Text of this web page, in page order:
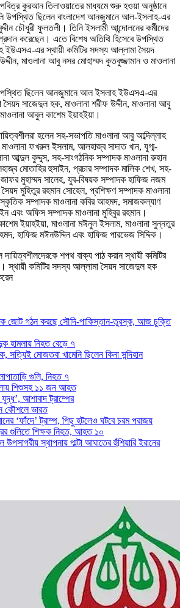
কুরআন তিলাওয়াতের মাধ্যমে শুরু হওয়া অনুষ্ঠানে
উপস্থিত ছিলেন বাংলাদেশ আনজুমানে আল-ইসলাহ-এর
চৌধুরী ফুলতলী। তিনি ইসলামী আন্দোলনের কর্মীদের
করেছেন। এতে বিশেষ অতিথি হিসেবে উপস্থিত
এর স্থায়ী কমিটির সদস্য আল্লামা সৈয়দ
মাওলানা আবু নসর মোহাম্মদ কুতবুজ্জামান ও মাওলানা
ছিলেন আনজুমানে আল ইসলাহ ইউএসএ-এর
সৈয়দ সাজেদুল হক, মাওলানা শরীফ উদ্দীন, মাওলানা আবু
আবুল কাশেম ইয়াহইয়া।
হলেন সহ-সভাপতি মাওলানা আবু আব্দিল্লাহ
ফখরুল ইসলাম, আলহাজ্ব সাদাত খান, যুগ্ম-
আব্দুল কুদ্দুস, সহ-সাংগঠনিক সম্পাদক মাওলানা রুহান
মোতাহির হুসাইন, প্রচার সম্পাদক মালিক শেখ, সহ-
মুহাম্মদ সালেহ, যুব-বিষয়ক সম্পাদক হাফিজ নজম
মুহিতুর রহমান সোহেল, প্রশিক্ষণ সম্পাদক মাওলানা
সম্পাদক মাওলানা কবির আহমদ, সমাজকল্যাণ
এবং অফিস সম্পাদক মাওলানা মুহিবুর রহমান।
ইয়াহইয়া, মাওলানা মঈনুল ইসলাম, মাওলানা সুন্নতুর
হাফিজ মঈনউদ্দিন এবং হাফিজ পারভেজ সিদ্দিক।
দায়িত্বশীলদেরকে শপথ বাক্য পাঠ করান স্থায়ী কমিটির
স্থায়ী কমিটির সদস্য আল্লামা সৈয়দ সাজেদুল হক
জোট গঠন করছে সৌদি-পাকিস্তান-তুরস্ক, আজ চুক্তি
হামলায় নিহত বেড়ে ৭
সত্যিই মোজতবা খামেনি ছিলেন কিনা সন্দিহান
গুলি, নিহত ৭
শিশুসহ ১১ জন আহত
আশাবাদ ট্রাম্পের
কৌশলে ভারত
‘ফাঁদে’ ট্রাম্প, পিছু হটলেও ঘটবে চরম পরাজয়
গুলিতে শিক্ষক নিহত, আহত ১০
উপসাগরীয় স্থাপনায় পাল্টা আঘাতের হুঁশিয়ারি ইরানের